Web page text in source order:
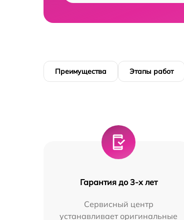
Преимущества Этапы работ
Гарантия до 3-х лет
Сервисный центр
устанавливает оригинальные